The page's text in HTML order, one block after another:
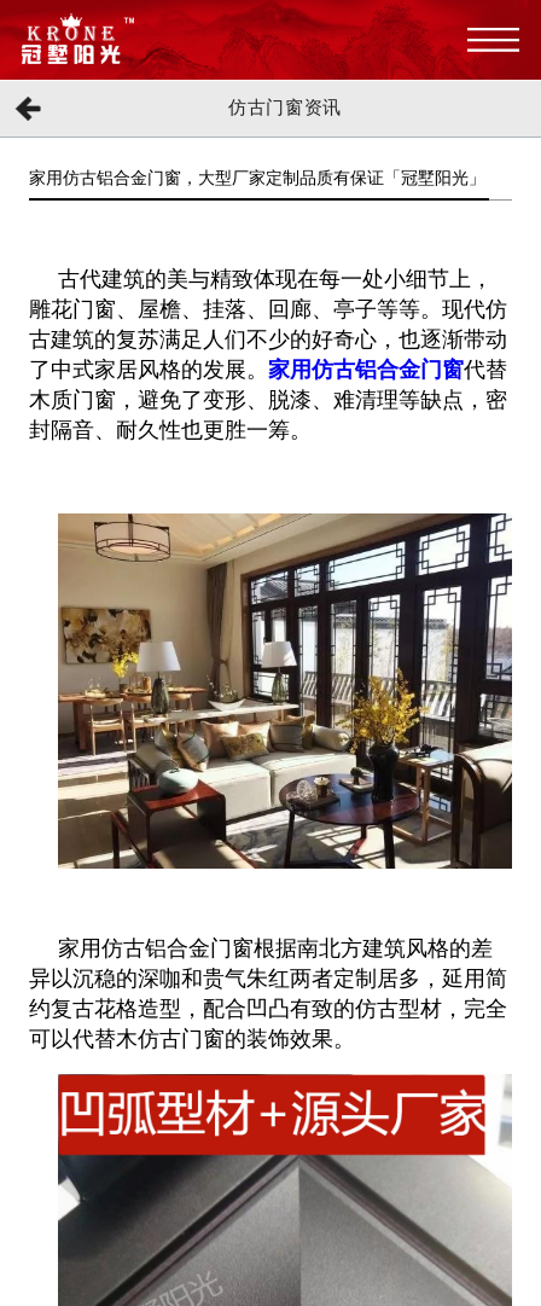
仿古门窗资讯
家用仿古铝合金门窗，大型厂家定制品质有保证「冠墅阳光」
古代建筑的美与精致体现在每一处小细节上，
雕花门窗、屋檐、挂落、回廊、亭子等等。现代仿
古建筑的复苏满足人们不少的好奇心，也逐渐带动
了中式家居风格的发展。 家用仿古铝合金门窗代替
木质门窗，避免了变形、脱漆、难清理等缺点，密
封隔音、耐久性也更胜一筹。
家用仿古铝合金门窗根据南北方建筑风格的差
异以沉稳的深咖和贵气朱红两者定制居多，延用简
约复古花格造型，配合凹凸有致的仿古型材，完全
可以代替木仿古门窗的装饰效果。